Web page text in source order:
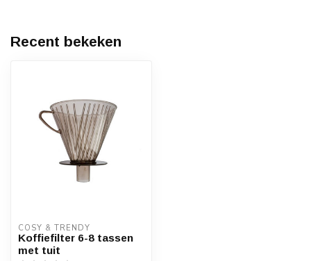
Recent bekeken
COSY & TRENDY
Koffiefilter 6-8 tassen
met tuit